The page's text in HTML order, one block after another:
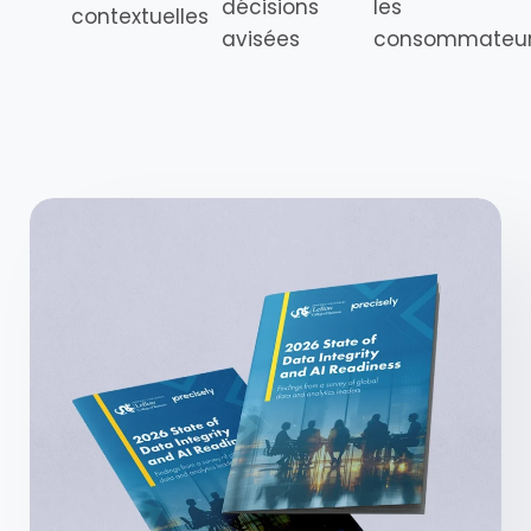
contextuelles décisions
avisées
les